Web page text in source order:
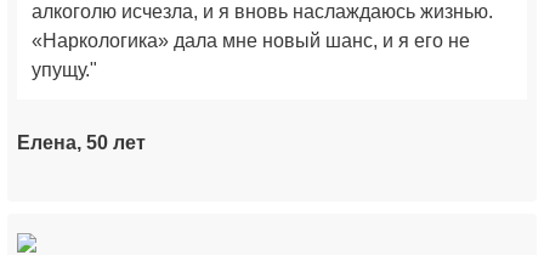
алкоголю исчезла, и я вновь наслаждаюсь жизнью.
«Наркологика» дала мне новый шанс, и я его не
упущу."
Елена, 50 лет